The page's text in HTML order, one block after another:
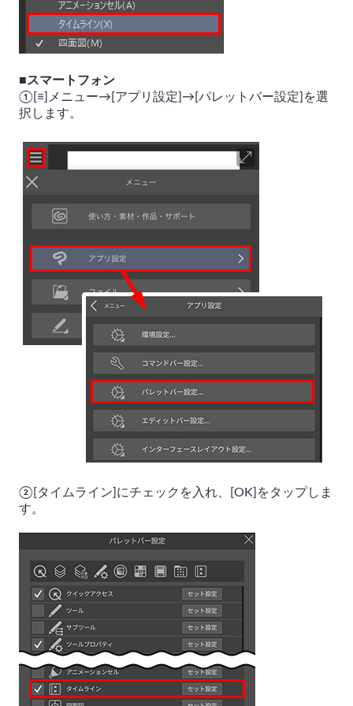
■スマートフォン
①[≡]メニュー→[アプリ設定]→[パレットバー設定]を選
択します。
②[タイムライン]にチェックを入れ、[OK]をタップしま
す。